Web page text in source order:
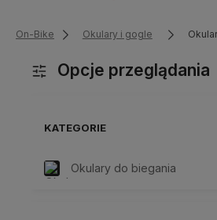
On-Bike Okulary i gogle
Opcje przeglądania
KATEGORIE
Okulary do biegania